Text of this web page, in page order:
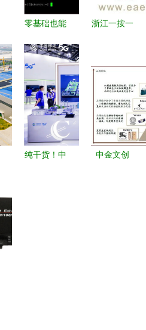
零基础也能
网络服务搭
建与使用指
南
浙江一按一
纯干货！中
中金文创